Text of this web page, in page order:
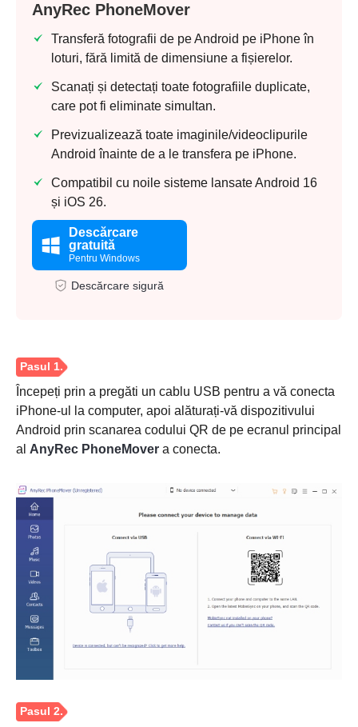
AnyRec PhoneMover
Transferă fotografii de pe Android pe iPhone în
loturi, fără limită de dimensiune a fișierelor.
Scanați și detectați toate fotografiile duplicate,
care pot fi eliminate simultan.
Previzualizează toate imaginile/videoclipurile
Android înainte de a le transfera pe iPhone.
Compatibil cu noile sisteme lansate Android 16
și iOS 26.
Descărcare
gratuită
Pentru Windows
Descărcare sigură
Începeți prin a pregăti un cablu USB pentru a vă conecta
iPhone-ul la computer, apoi alăturați-vă dispozitivului
Android prin scanarea codului QR de pe ecranul principal
al AnyRec PhoneMover a conecta.